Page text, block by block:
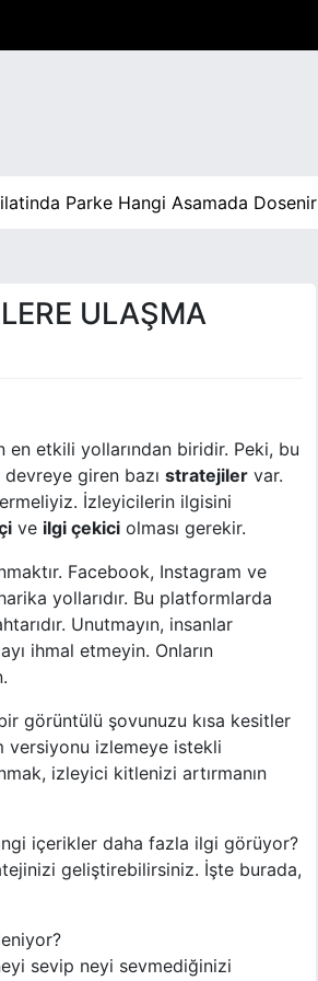
Parke Hangi Asamada Dosenir |
ULAŞMA
en etkili yollarından biridir. Peki, bu
giren bazı stratejiler var.
İzleyicilerin ilgisini
ve ilgi çekici olması gerekir.
Facebook, Instagram ve
yollarıdır. Bu platformlarda
Unutmayın, insanlar
ihmal etmeyin. Onların
görüntülü şovunuzu kısa kesitler
versiyonu izlemeye istekli
izleyici kitlenizi artırmanın
içerikler daha fazla ilgi görüyor?
geliştirebilirsiniz. İşte burada,
sevip neyi sevmediğinizi